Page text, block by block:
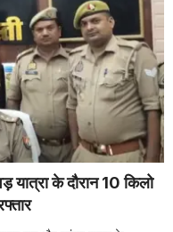
के दौरान 10 किलो